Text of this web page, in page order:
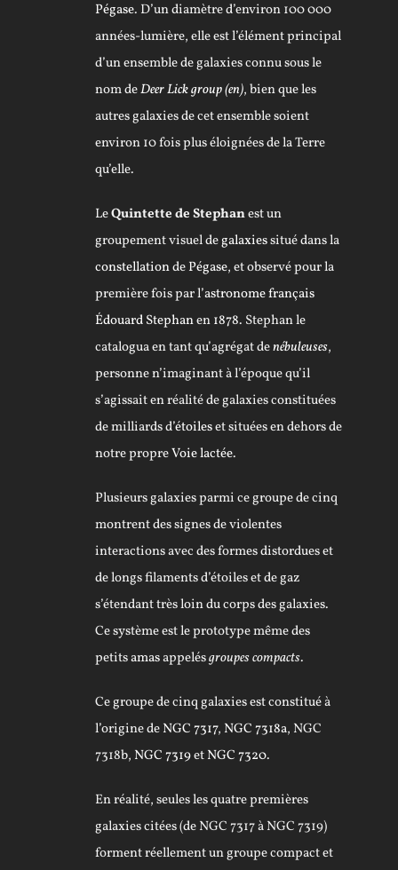
Pégase. D’un diamètre d’environ 100 000
années-lumière, elle est l’élément principal
d’un ensemble de galaxies connu sous le
nom deDeer Lick group(en), bien que les
autres galaxies de cet ensemble soient
environ 10 fois plus éloignées de la Terre
qu’elle.
LeQuintette de Stephanest un
groupement visuel degalaxiessitué dans la
constellationdePégase, et observé pour la
première fois par l’astronomefrançais
Édouard Stephanen1878. Stephan le
catalogua en tant qu’agrégat denébuleuses,
personne n’imaginant à l’époque qu’il
s’agissait en réalité de galaxies constituées
de milliards d’étoileset situées en dehors de
notre propreVoie lactée.
Plusieurs galaxies parmi ce groupe de cinq
montrent des signes de violentes
interactions avec des formes distordues et
de longs filaments d’étoiles et de gaz
s’étendant très loin du corps des galaxies.
Ce système est le prototype même des
petitsamasappelésgroupes compacts.
Ce groupe de cinq galaxies est constitué à
l’origine deNGC 7317, NGC 7318a, NGC
7318b, NGC 7319etNGC 7320.
En réalité, seules les quatre premières
galaxies citées (de NGC 7317 à NGC 7319)
forment réellement un groupe compact et